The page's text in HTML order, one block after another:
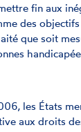
fin aux
des
que soit
les États
aux droits